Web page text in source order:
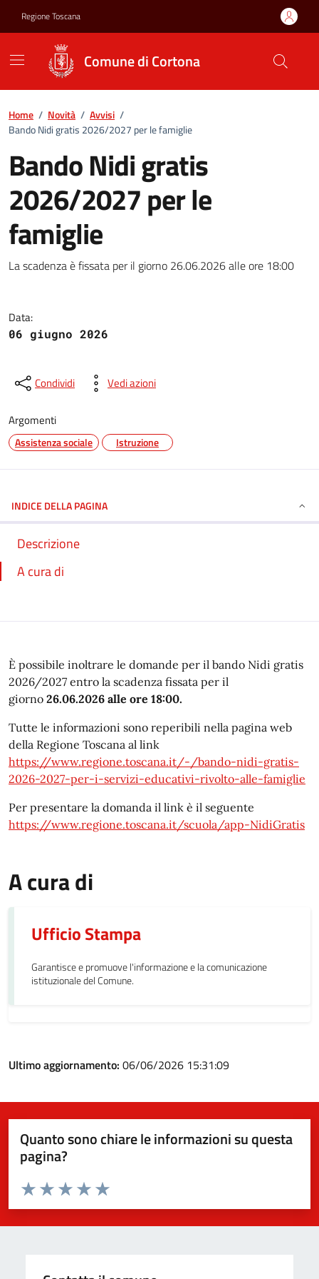
Regione Toscana
Comune di Cortona
Home / Novità / Avvisi /
Bando Nidi gratis 2026/2027 per le famiglie
Bando Nidi gratis
2026/2027 per le
famiglie
Bando Nidi gratis 2026/2027
La scadenza è fissata per il giorno 26.06.2026 alle ore 18:00
Data:
06 giugno 2026
Condividi Vedi azioni
Argomenti
Assistenza sociale Istruzione
INDICE DELLA PAGINA
Descrizione
A cura di
È possibile inoltrare le domande per il bando Nidi gratis
2026/2027 entro la scadenza fissata per il
giorno 26.06.2026 alle ore 18:00.
Tutte le informazioni sono reperibili nella pagina web
della Regione Toscana al link
https://www.regione.toscana.it/-/bando-nidi-gratis-
2026-2027-per-i-servizi-educativi-rivolto-alle-famiglie
Per presentare la domanda il link è il seguente
https://www.regione.toscana.it/scuola/app-NidiGratis
A cura di
Ufficio Stampa
Garantisce e promuove l'informazione e la comunicazione
istituzionale del Comune.
Ultimo aggiornamento: 06/06/2026 15:31:09
Quanto sono chiare le informazioni su questa
pagina?
Valuta da 1 a 5 stelle la pagina
Valuta 5 stelle su 5
Valuta 4 stelle su 5
Valuta 3 stelle su 5
Valuta 2 stelle su 5
Valuta 1 stelle su 5